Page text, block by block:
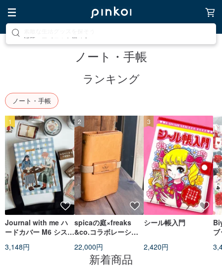
ノート・手帳
ランキング
ノート・手帳
Journal with me ハ
ードカバー M6 システ
3,148円
1
spicaの庭×freaks
&co.コラボレーショ
セット
22,000円
2
シール帳入門
2,420円
3
新着商品